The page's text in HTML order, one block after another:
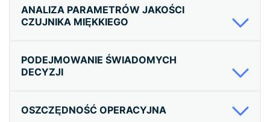
ANALIZA PARAMETRÓW JAKOŚCI
CZUJNIKA MIĘKKIEGO
PODEJMOWANIE ŚWIADOMYCH
DECYZJI
OSZCZĘDNOŚĆ OPERACYJNA